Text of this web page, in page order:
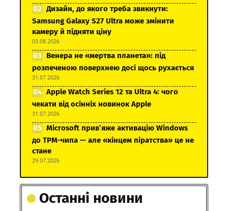
Дизайн, до якого треба звикнути:
Samsung Galaxy S27 Ultra може змінити
камеру й підняти ціну
03.08.2026
Венера не «мертва планета»: під
розпеченою поверхнею досі щось рухається
31.07.2026
Apple Watch Series 12 та Ultra 4: чого
чекати від осінніх новинок Apple
31.07.2026
Microsoft прив’яже активацію Windows
до TPM-чипа — але «кінцем піратства» це не
стане
29.07.2026
Останні новини